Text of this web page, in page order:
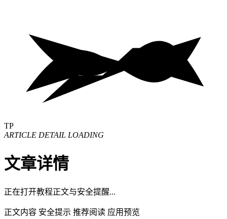
TP
ARTICLE DETAIL LOADING
文章详情
正在打开教程正文与安全提醒...
正文内容 安全提示 推荐阅读 应用预览